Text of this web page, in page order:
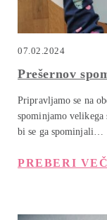
07.02.2024
Prešernov
Pripravljamo se na
spominjamo velikega
bi se ga spominjali…
PREBERI VEČ